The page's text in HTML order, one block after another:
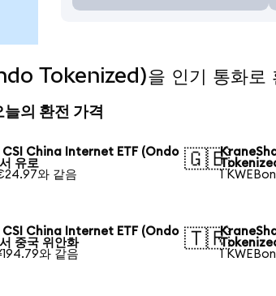
을 인기 통화로
의 환전 가격
CSI China Internet ETF (Ondo
유로
와 같음
🇬🇧
1
CSI China Internet ETF (Ondo
중국 위안화
와 같음
🇹🇷
1